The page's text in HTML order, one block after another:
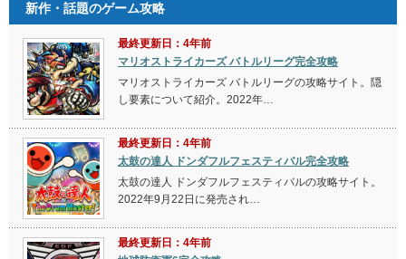
新作・話題のゲーム攻略
最終更新日：4年前
マリオストライカーズ バトルリーグ完全攻略
マリオストライカーズ バトルリーグの攻略サイト。隠
し要素について紹介。2022年…
最終更新日：4年前
太鼓の達人 ドンダフルフェスティバル完全攻略
太鼓の達人 ドンダフルフェスティバルの攻略サイト。
2022年9月22日に発売され…
最終更新日：4年前